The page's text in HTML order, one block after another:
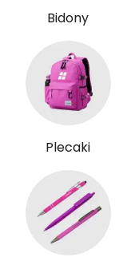
Bidony
Plecaki